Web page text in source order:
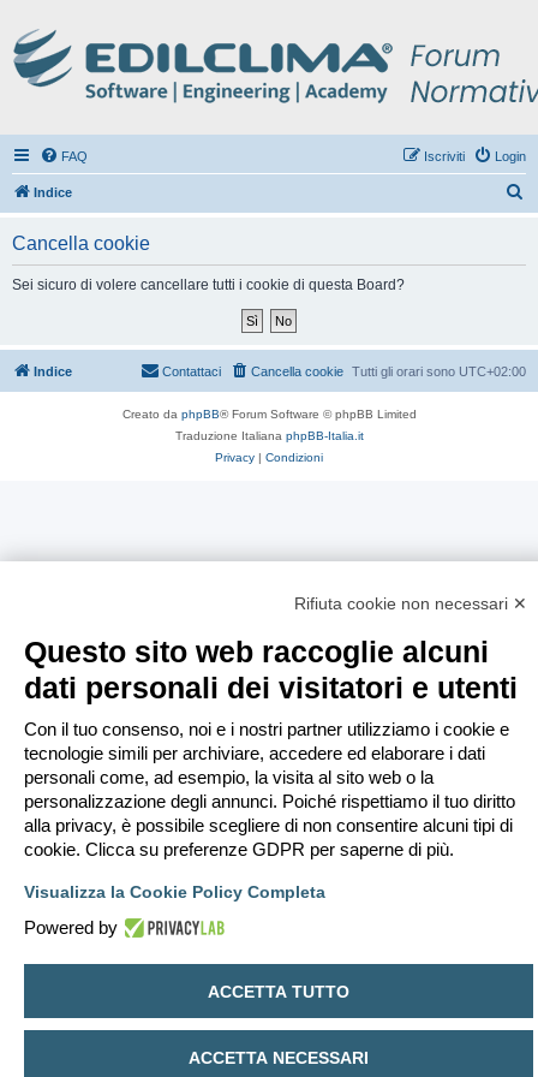
FAQ Login
Iscriviti
Indice
Cancella cookie
Sei sicuro di volere cancellare tutti i cookie di questa Board?
Indice Tutti gli orari sono UTC+02:00
Cancella cookie
Contattaci
Creato da phpBB® Forum Software © phpBB Limited
Traduzione Italiana phpBB-Italia.it
Privacy | Condizioni
Rifiuta cookie non necessari ✕
Questo sito web raccoglie alcuni
dati personali dei visitatori e utenti
Con il tuo consenso, noi e i nostri partner utilizziamo i cookie e
tecnologie simili per archiviare, accedere ed elaborare i dati
personali come, ad esempio, la visita al sito web o la
personalizzazione degli annunci. Poiché rispettiamo il tuo diritto
alla privacy, è possibile scegliere di non consentire alcuni tipi di
cookie. Clicca su preferenze GDPR per saperne di più.
Visualizza la Cookie Policy Completa
Powered by
ACCETTA TUTTO
ACCETTA NECESSARI